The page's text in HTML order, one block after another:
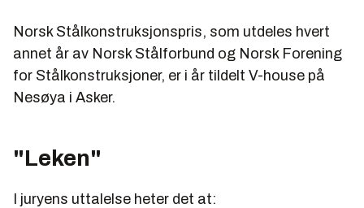
Norsk Stålkonstruksjonspris, som utdeles hvert
annet år av Norsk Stålforbund og Norsk Forening
for Stålkonstruksjoner, er i år tildelt V-house på
Nesøya i Asker.
"Leken"
I juryens uttalelse heter det at: